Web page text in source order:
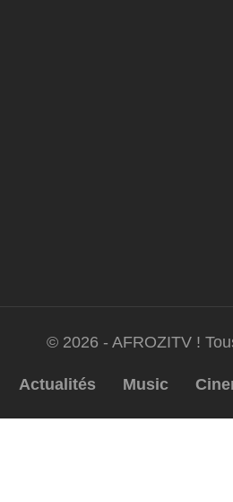
© 2026 - AFROZITV !
Actualités Music